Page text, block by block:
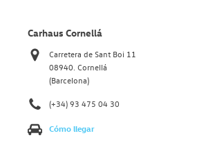
Carhaus Cornellá
Carretera de Sant Boi 11
08940. Cornellá
(Barcelona)
(+34) 93 475 04 30
Cómo llegar